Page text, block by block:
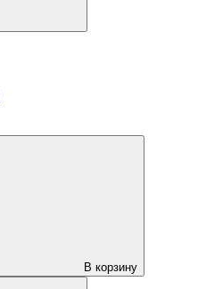
В корзину